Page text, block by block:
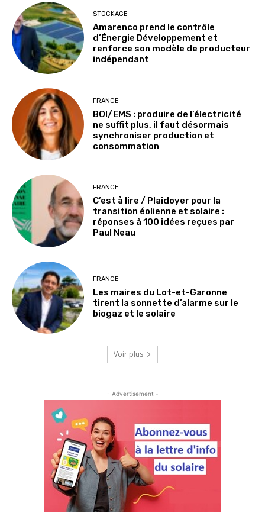
STOCKAGE
Amarenco prend le contrôle
d’Énergie Développement et
renforce son modèle de producteur
indépendant
FRANCE
BOI/EMS : produire de l’électricité
ne suffit plus, il faut désormais
synchroniser production et
consommation
FRANCE
C’est à lire / Plaidoyer pour la
transition éolienne et solaire :
réponses à 100 idées reçues par
Paul Neau
FRANCE
Les maires du Lot-et-Garonne
tirent la sonnette d’alarme sur le
biogaz et le solaire
Voir plus
- Advertisement -